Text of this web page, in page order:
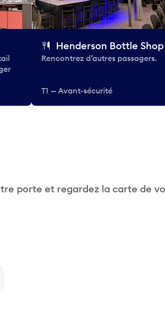
Henderson Bottle Shop
Rencontrez d’autres passagers.
T1 — Avant-sécurité
porte et regardez la carte de